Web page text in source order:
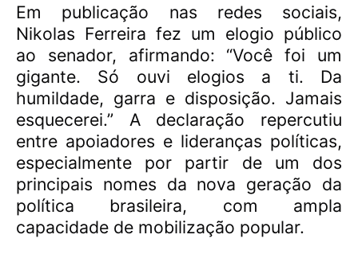
Em publicação nas redes sociais,
Nikolas Ferreira fez um elogio público
ao senador, afirmando: “Você foi um
gigante. Só ouvi elogios a ti. Da
humildade, garra e disposição. Jamais
esquecerei.” A declaração repercutiu
entre apoiadores e lideranças políticas,
especialmente por partir de um dos
principais nomes da nova geração da
política brasileira, com ampla
capacidade de mobilização popular.